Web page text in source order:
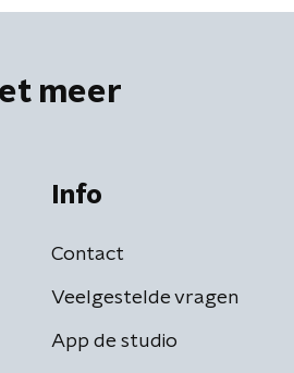
meer
Info
Contact
Veelgestelde vragen
App de studio